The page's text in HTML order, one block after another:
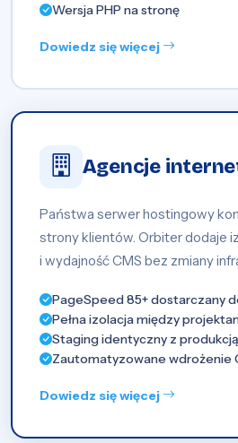
Wersja PHP na stronę
Dowiedz się więcej
Agencje
Państwa serwer hostingowy
strony klientów. Orbiter dodaje
i wydajność CMS bez zmiany
PageSpeed 85+ dostarczany
Pełna izolacja między
Staging identyczny z produkcją
Zautomatyzowane wdrożenie
Dowiedz się więcej